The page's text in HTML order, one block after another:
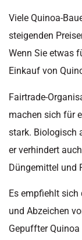
Viele Quinoa-
steigenden
Wenn Sie etwas
Einkauf von
Fairtrade-
machen sich für
stark. Biologisch
er verhindert
Düngemittel und
Es empfiehlt sich
und Abzeichen
Gepuffter